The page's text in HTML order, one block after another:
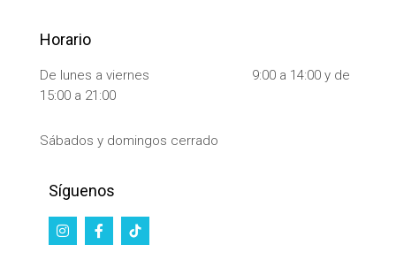
Horario
De lunes a viernes 9:00 a 14:00 y de
15:00 a 21:00
Sábados y domingos cerrado
Síguenos
I
n
F
a